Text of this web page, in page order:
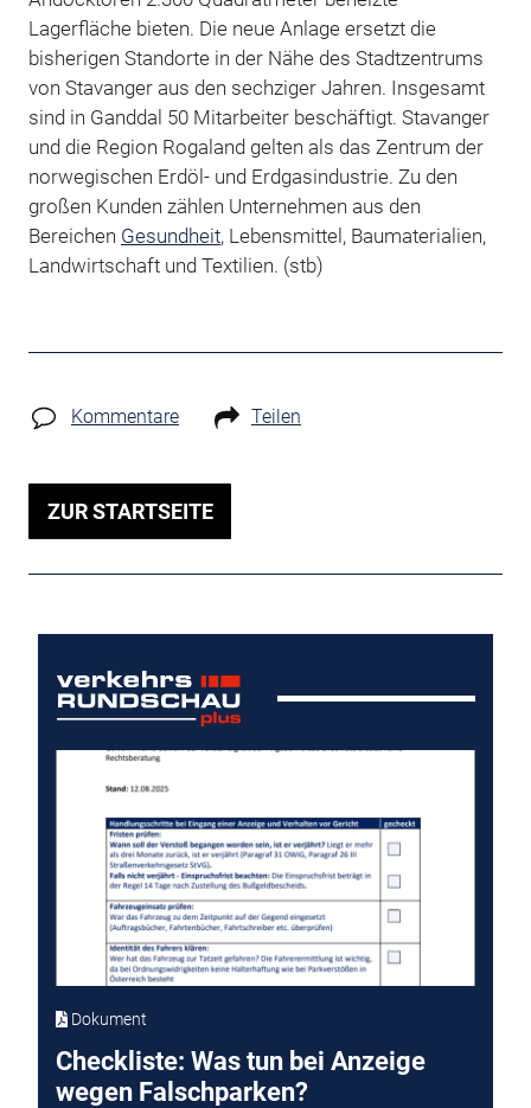
Lagerfläche bieten. Die neue Anlage ersetzt die
bisherigen Standorte in der Nähe des Stadtzentrums
von Stavanger aus den sechziger Jahren. Insgesamt
sind in Ganddal 50 Mitarbeiter beschäftigt. Stavanger
und die Region Rogaland gelten als das Zentrum der
norwegischen Erdöl- und Erdgasindustrie. Zu den
großen Kunden zählen Unternehmen aus den
Bereichen Gesundheit, Lebensmittel, Baumaterialien,
Landwirtschaft und Textilien. (stb)
Kommentare Teilen
ZUR STARTSEITE
Dokument
Checkliste: Was tun bei Anzeige
wegen Falschparken?